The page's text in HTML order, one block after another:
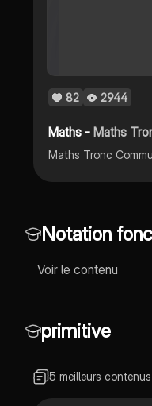
82 2944
Maths -Maths
Maths Tronc
Notation
Voir le contenu
primitive
5 meilleurs